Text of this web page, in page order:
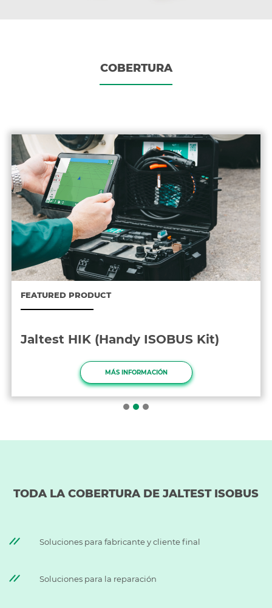
COBERTURA
FEATURED PRODUCT
Jaltest HIK (Handy ISOBUS Kit)
MÁS INFORMACIÓN
TODA LA COBERTURA DE JALTEST ISOBUS
Soluciones para fabricante y cliente final
Soluciones para la reparación